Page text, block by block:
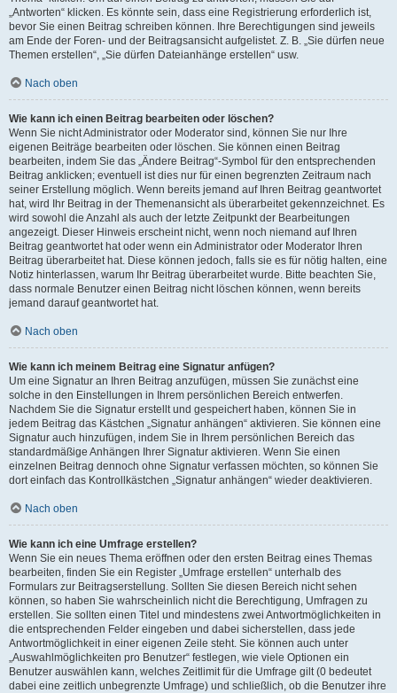
„Antworten“ klicken. Es könnte sein, dass eine Registrierung erforderlich ist,
bevor Sie einen Beitrag schreiben können. Ihre Berechtigungen sind jeweils
am Ende der Foren- und der Beitragsansicht aufgelistet. Z. B. „Sie dürfen neue
Themen erstellen“, „Sie dürfen Dateianhänge erstellen“ usw.
Nach oben
Wie kann ich einen Beitrag bearbeiten oder löschen?
Wenn Sie nicht Administrator oder Moderator sind, können Sie nur Ihre
eigenen Beiträge bearbeiten oder löschen. Sie können einen Beitrag
bearbeiten, indem Sie das „Ändere Beitrag“-Symbol für den entsprechenden
Beitrag anklicken; eventuell ist dies nur für einen begrenzten Zeitraum nach
seiner Erstellung möglich. Wenn bereits jemand auf Ihren Beitrag geantwortet
hat, wird Ihr Beitrag in der Themenansicht als überarbeitet gekennzeichnet. Es
wird sowohl die Anzahl als auch der letzte Zeitpunkt der Bearbeitungen
angezeigt. Dieser Hinweis erscheint nicht, wenn noch niemand auf Ihren
Beitrag geantwortet hat oder wenn ein Administrator oder Moderator Ihren
Beitrag überarbeitet hat. Diese können jedoch, falls sie es für nötig halten, eine
Notiz hinterlassen, warum Ihr Beitrag überarbeitet wurde. Bitte beachten Sie,
dass normale Benutzer einen Beitrag nicht löschen können, wenn bereits
jemand darauf geantwortet hat.
Nach oben
Wie kann ich meinem Beitrag eine Signatur anfügen?
Um eine Signatur an Ihren Beitrag anzufügen, müssen Sie zunächst eine
solche in den Einstellungen in Ihrem persönlichen Bereich entwerfen.
Nachdem Sie die Signatur erstellt und gespeichert haben, können Sie in
jedem Beitrag das Kästchen „Signatur anhängen“ aktivieren. Sie können eine
Signatur auch hinzufügen, indem Sie in Ihrem persönlichen Bereich das
standardmäßige Anhängen Ihrer Signatur aktivieren. Wenn Sie einen
einzelnen Beitrag dennoch ohne Signatur verfassen möchten, so können Sie
dort einfach das Kontrollkästchen „Signatur anhängen“ wieder deaktivieren.
Nach oben
Wie kann ich eine Umfrage erstellen?
Wenn Sie ein neues Thema eröffnen oder den ersten Beitrag eines Themas
bearbeiten, finden Sie ein Register „Umfrage erstellen“ unterhalb des
Formulars zur Beitragserstellung. Sollten Sie diesen Bereich nicht sehen
können, so haben Sie wahrscheinlich nicht die Berechtigung, Umfragen zu
erstellen. Sie sollten einen Titel und mindestens zwei Antwortmöglichkeiten in
die entsprechenden Felder eingeben und dabei sicherstellen, dass jede
Antwortmöglichkeit in einer eigenen Zeile steht. Sie können auch unter
„Auswahlmöglichkeiten pro Benutzer“ festlegen, wie viele Optionen ein
Benutzer auswählen kann, welches Zeitlimit für die Umfrage gilt (0 bedeutet
dabei eine zeitlich unbegrenzte Umfrage) und schließlich, ob die Benutzer ihre